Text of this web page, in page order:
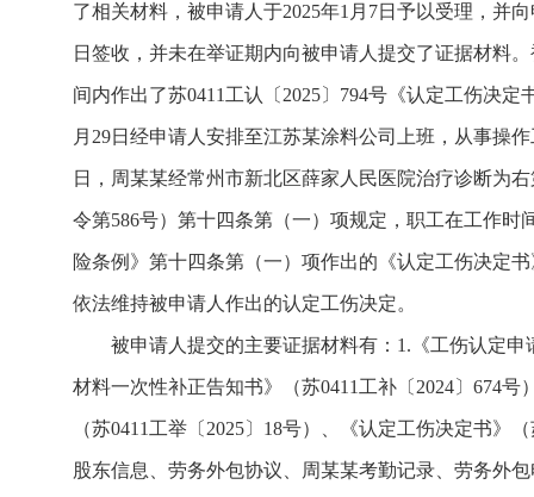
了相关材料，被申请人于2025年1月7日予以受理，并
日签收，并未在举证期内向被申请人提交了证据材料
间内作出了苏0411工认〔2025〕794号《认定工伤决
月29日经申请人安排至江苏某涂料公司上班，从事操
日，周某某经常州市新北区薛家人民医院治疗诊断为
令第586号）第十四条第（一）项规定，职工在工作
险条例》第十四条第（一）项作出的《认定工伤决定
依法维持被申请人作出的认定工伤决定。
被申请人提交的主要证据材料有：1.《工伤认定
材料一次性补正告知书》（苏0411工补〔2024〕674
（苏0411工举〔2025〕18号）、《认定工伤决定书
股东信息、劳务外包协议、周某某考勤记录、劳务外